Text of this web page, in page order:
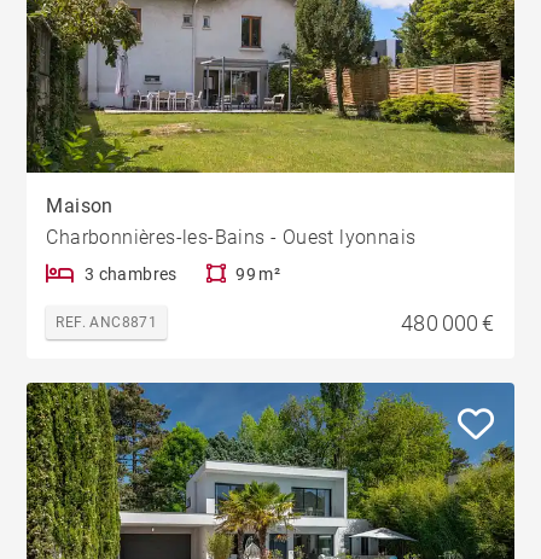
Maison
Charbonnières-les-Bains - Ouest lyonnais
3 chambres 99 m²
REF. ANC8871 480 000 €